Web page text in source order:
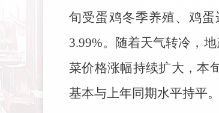
旬受蛋鸡冬季养殖、鸡
3.99%。随着天气转冷，
菜价格涨幅持续扩大，本
基本与上年同期水平持平。